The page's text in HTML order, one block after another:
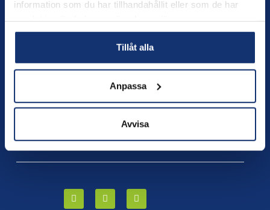
information som du har tillhandahållit eller som de har
Tillåt alla
Anpassa
Avvisa
Ring oss och tryck på 4
info@bjareentreprenad.se
Bjäre Entreprenad AB Fraktgatan 6, 262 73
Visselblåsare